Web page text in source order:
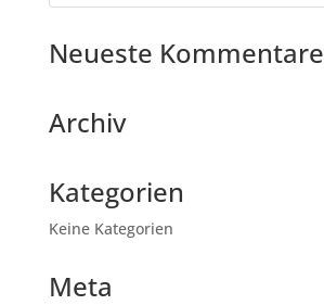
Neueste Kommentare
Archiv
Kategorien
Keine Kategorien
Meta